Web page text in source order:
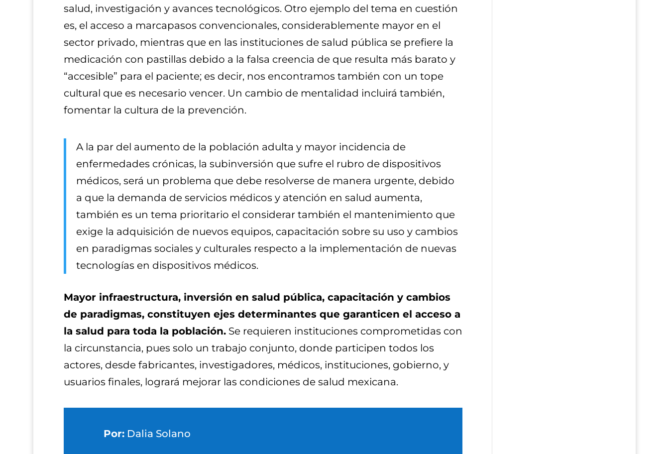
salud, investigación y avances tecnológicos. Otro ejemplo del tema en cuestión
es, el acceso a marcapasos convencionales, considerablemente mayor en el
sector privado, mientras que en las instituciones de salud pública se prefiere la
medicación con pastillas debido a la falsa creencia de que resulta más barato y
“accesible” para el paciente; es decir, nos encontramos también con un tope
cultural que es necesario vencer. Un cambio de mentalidad incluirá también,
fomentar la cultura de la prevención.
A la par del aumento de la población adulta y mayor incidencia de
enfermedades crónicas, la subinversión que sufre el rubro de dispositivos
médicos, será un problema que debe resolverse de manera urgente, debido
a que la demanda de servicios médicos y atención en salud aumenta,
también es un tema prioritario el considerar también el mantenimiento que
exige la adquisición de nuevos equipos, capacitación sobre su uso y cambios
en paradigmas sociales y culturales respecto a la implementación de nuevas
tecnologías en dispositivos médicos.
Mayor infraestructura, inversión en salud pública, capacitación y cambios
de paradigmas, constituyen ejes determinantes que garanticen el acceso a
la salud para toda la población.Se requieren instituciones comprometidas con
la circunstancia, pues solo un trabajo conjunto, donde participen todos los
actores, desde fabricantes, investigadores, médicos, instituciones, gobierno, y
usuarios finales, logrará mejorar las condiciones de salud mexicana.
Por:Dalia Solano